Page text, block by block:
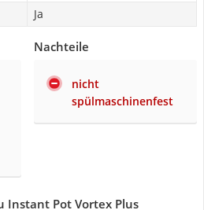
Ja
Nachteile
nicht
spülmaschinenfest
Instant Pot Vortex Plus